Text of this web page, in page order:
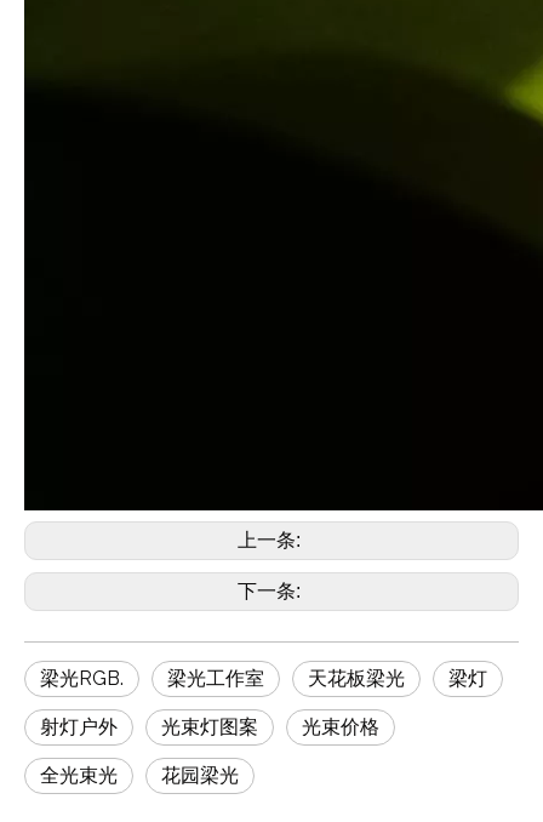
上一条:
下一条:
梁光RGB. 梁光工作室 天花板梁光 梁灯
射灯户外 光束灯图案 光束价格
全光束光 花园梁光